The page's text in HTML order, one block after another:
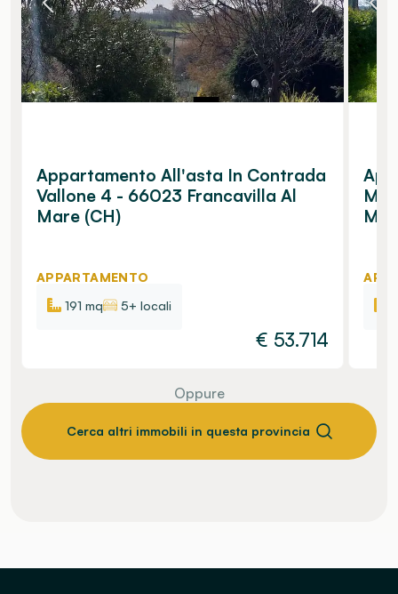
Appartamento All'asta In Contrada
Vallone 4 - 66023 Francavilla Al
Mare (CH)
APPARTAMENTO
191 mq
5+ locali
€ 53.714
Oppure
Cerca altri immobili in questa provincia